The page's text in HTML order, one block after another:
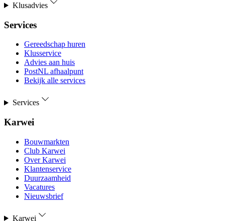
Klusadvies
Services
Gereedschap huren
Klusservice
Advies aan huis
PostNL afhaalpunt
Bekijk alle services
Services
Karwei
Bouwmarkten
Club Karwei
Over Karwei
Klantenservice
Duurzaamheid
Vacatures
Nieuwsbrief
Karwei